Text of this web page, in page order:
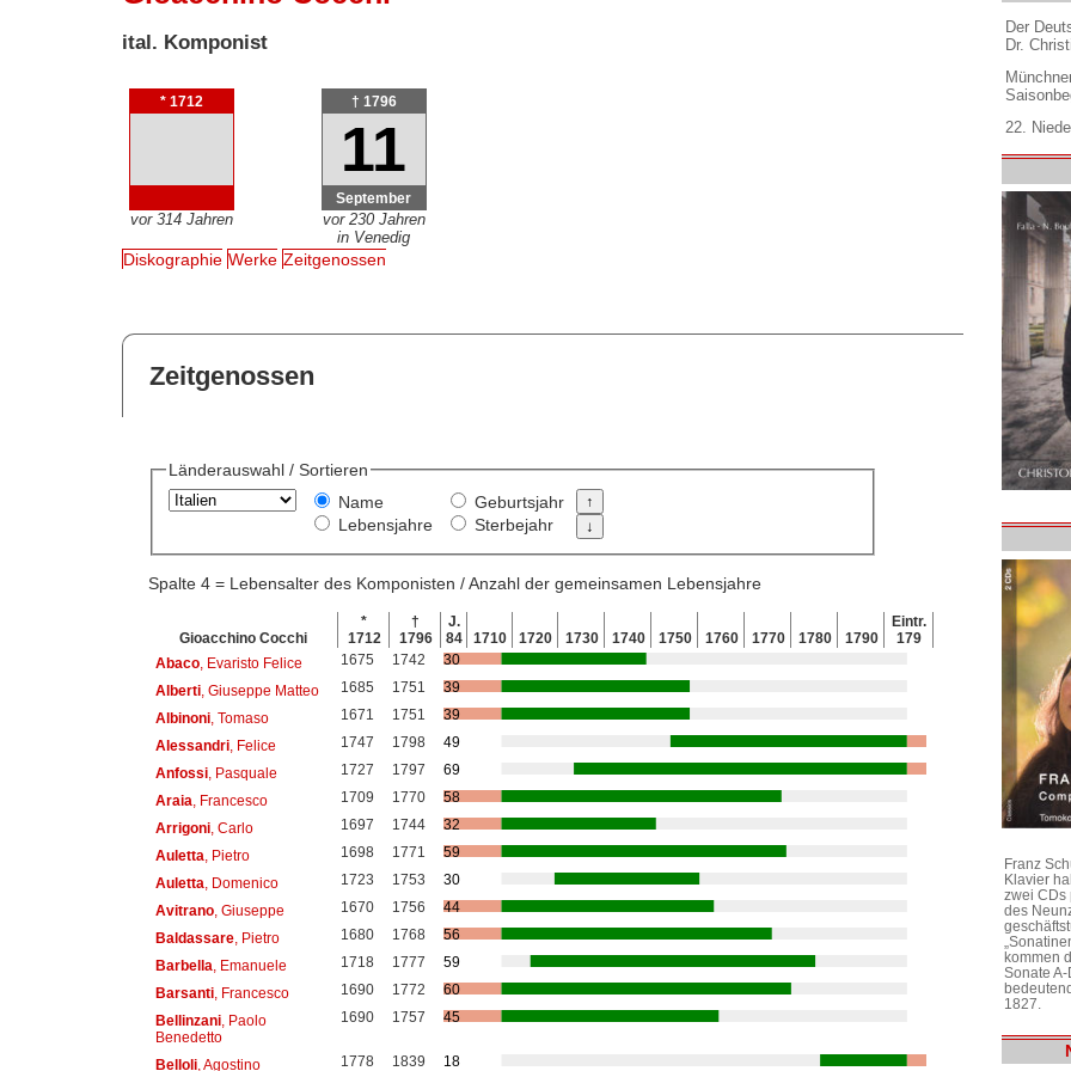
ital. Komponist
* 1712
vor 314 Jahren
† 1796
11
September
vor 230 Jahren
in Venedig
Diskographie Werke Zeitgenossen
Zeitgenossen
Länderauswahl / Sortieren
Name
Lebensjahre
Geburtsjahr
Sterbejahr
Spalte 4 = Lebensalter des Komponisten / Anzahl der gemeinsamen Lebensjahre
Gioacchino Cocchi
*
1712
†
1796
J.
84
1710 1720 1730 1740 1750 1760 1770 1780 1790
Eintr.
179
Abaco, Evaristo Felice 1675 1742
30
Alberti, Giuseppe Matteo 1685 1751
39
Albinoni, Tomaso 1671 1751
39
Alessandri, Felice 1747 1798
49
Anfossi, Pasquale 1727 1797
69
Araia , Francesco 1709 1770
58
Arrigoni, Carlo 1697 1744
32
Auletta , Pietro 1698 1771
59
Auletta , Domenico 1723 1753
30
Avitrano, Giuseppe 1670 1756
44
Baldassare, Pietro 1680 1768
56
Barbella , Emanuele 1718 1777
59
Barsanti, Francesco 1690 1772
60
Bellinzani, Paolo
Benedetto
1690 1757 45
Belloli, Agostino 1778 1839 18
Der
Dr.
22.
Franz
Klavier
zwei CDs
des
kommen
Sonate
1827.